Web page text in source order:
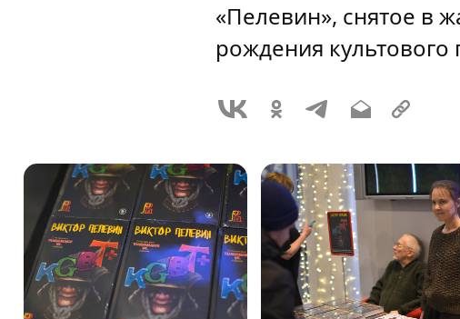
«Пелевин», снятое в
рождения культового